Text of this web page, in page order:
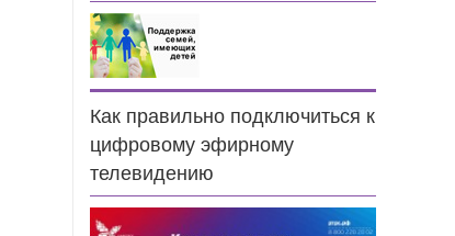
Как правильно подключиться к
цифровому эфирному
телевидению